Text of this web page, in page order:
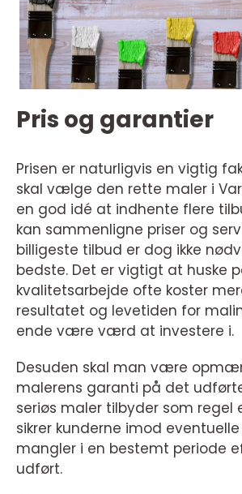
Pris og garantier
Prisen er naturligvis en vigtig
skal vælge den rette maler i
en god idé at indhente flere
kan sammenligne priser og
billigeste tilbud er dog ikke
bedste. Det er vigtigt at huske
kvalitetsarbejde ofte koster
resultatet og levetiden for
ende være værd at investere i.
Desuden skal man være
malerens garanti på det
seriøs maler tilbyder som regel
sikrer kunderne imod
mangler i en bestemt periode
udført.